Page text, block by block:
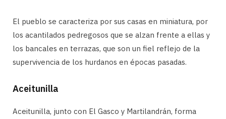
El pueblo se caracteriza por sus casas en miniatura, por
los acantilados pedregosos que se alzan frente a ellas y
los bancales en terrazas, que son un fiel reflejo de la
supervivencia de los hurdanos en épocas pasadas.
Aceitunilla
Aceitunilla, junto con El Gasco y Martilandrán, forma